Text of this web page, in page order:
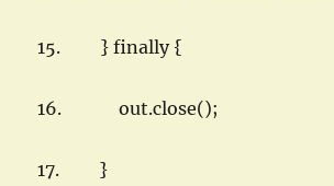
15. } finally {
16. out.close();
17. }